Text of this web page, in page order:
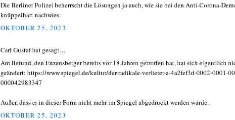
Die Berliner Polizei beherrscht die Lösungen ja auch, wie sie bei den Anti-Corona-
knüppelhart nachwies.
OKTOBER 25, 2023
Carl Gustaf hat gesagt…
Am Befund, den Enzensberger bereits vor 18 Jahren getroffen hat, hat sich eigentlich
geändert: https://www.spiegel.de/kultur/der-radikale-verlierer-a-4a2fef3d-0002-0001-
000042983347
Außer, dass er in dieser Form nicht mehr im Spiegel abgedruckt werden würde.
OKTOBER 25, 2023